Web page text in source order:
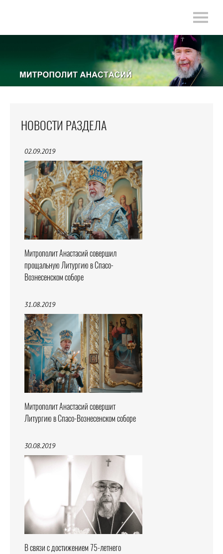
НОВОСТИ РАЗДЕЛА
02.09.2019
Митрополит Анастасий совершил
прощальную Литургию в Спасо-
Вознесенском соборе
31.08.2019
Митрополит Анастасий совершит
Литургию в Спасо-Вознесенском соборе
30.08.2019
В связи с достижением 75-летнего